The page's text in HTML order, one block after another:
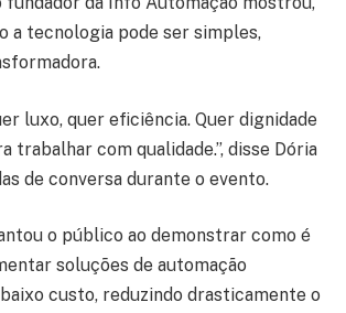
a tecnologia pode ser simples,
luxo, quer eficiência. Quer dignidade
trabalhar com qualidade.”, disse Dória
de conversa durante o evento.
o público ao demonstrar como é
soluções de automação
custo, reduzindo drasticamente o